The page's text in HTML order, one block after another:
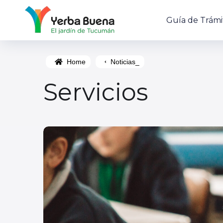
Guía de
Home Noticias_
Servicios